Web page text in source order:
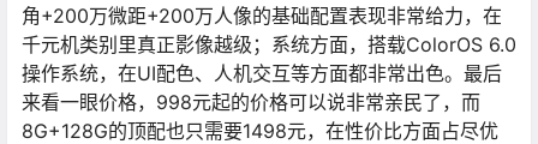
角+200万微距+200万人像的基础配置表现非常给力，在
千元机类别里真正影像越级；系统方面，搭载ColorOS 6.0
操作系统，在UI配色、人机交互等方面都非常出色。最后
来看一眼价格，998元起的价格可以说非常亲民了，而
8G+128G的顶配也只需要1498元，在性价比方面占尽优